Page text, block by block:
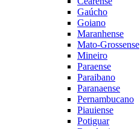
Gaúcho
Goiano
Maranhense
Mato-Grossense
Mineiro
Paraense
Paraibano
Paranaense
Pernambucano
Piauiense
Potiguar